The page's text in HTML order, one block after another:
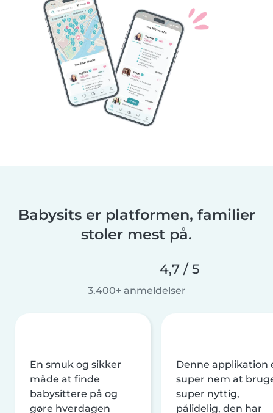
Babysits er platformen, familier
stoler mest på.
4,7 / 5
3.400+ anmeldelser
En smuk og sikker
måde at finde
babysittere på og
gøre hverdagen
Denne applikation
super nem at
super nyttig,
pålidelig, den har